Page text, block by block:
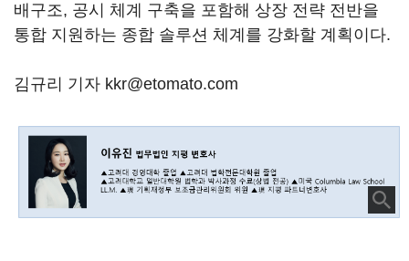
배구조, 공시 체계 구축을 포함해 상장 전략 전반을
통합 지원하는 종합 솔루션 체계를 강화할 계획이다.
김규리 기자 kkr@etomato.com